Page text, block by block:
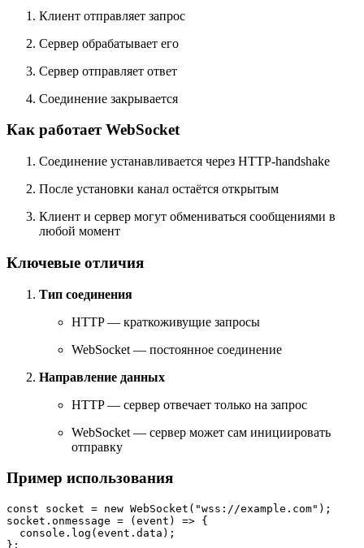
Клиент отправляет запрос
Сервер обрабатывает его
Сервер отправляет ответ
Соединение закрывается
Как работает WebSocket
Соединение устанавливается через HTTP-handshake
После установки канал остаётся открытым
Клиент и сервер могут обмениваться сообщениями в
любой момент
Ключевые отличия
Тип соединения
HTTP — краткоживущие запросы
WebSocket — постоянное соединение
Направление данных
HTTP — сервер отвечает только на запрос
WebSocket — сервер может сам инициировать
отправку
Пример использования
const socket = new WebSocket ( "wss://example.com" );
socket. onmessage = ( event ) => {
console . log (event. data );